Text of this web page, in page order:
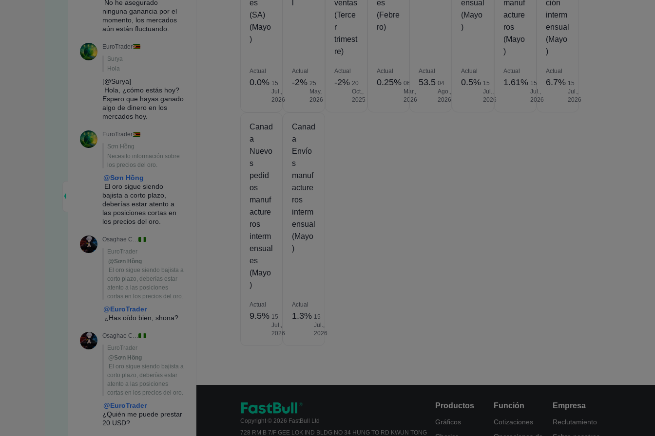
es
(SA)
(Mayo
)
Actual
0.0% 15
Jul.,
2026
Actual
-2% 25
May,
2026
ventas
(Terce
r
trimest
re)
Actual
-2% 20
Oct.,
2025
es
(Febre
ro)
Actual
0.25% 06
Mar.,
2026
Actual
53.5 04
Ago.,
2026
ensual
(Mayo
)
Actual
0.5% 15
Jul.,
2026
manuf
acture
ros
(Mayo
)
Actual
1.61% 15
Jul.,
2026
ción
interm
ensual
(Mayo
)
Actual
6.7% 15
Jul.,
2026
Canad
a
Nuevo
s
pedid
os
manuf
acture
ros
interm
ensual
es
(Mayo
)
Actual
9.5% 15
Jul.,
2026
Canad
a
Envío
s
manuf
acture
ros
interm
ensual
(Mayo
)
Actual
1.3% 15
Jul.,
2026
Copyright © 2026 FastBull Ltd
728 RM B 7/F GEE LOK IND BLDG NO 34 HUNG TO RD KWUN TONG
Productos
Gráficos
Función
Cotizaciones
Empresa
Reclutamiento